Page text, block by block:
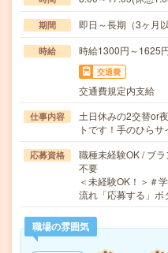
期間 即日～長期（3ヶ月
時給 時給1300円～1625
交通費
交通費規定内支給
仕事内容
土日休みの2交替or
トです！手のひら
応募資格
職種未経験OK / ブ
不要
＜未経験OK！＞＃
流れ「応募する」
職場の雰囲気